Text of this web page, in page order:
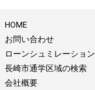
HOME
お問い合わせ
ローンシュミレーション
長崎市通学区域の検索
会社概要